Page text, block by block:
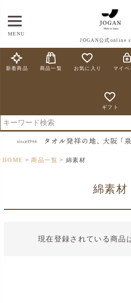
MENU
JOGAN公式online
新着商品 商品一覧 お気に入り マイペ
ギフト
HOME 商品一覧 綿素材
綿素材
現在登録されている商品